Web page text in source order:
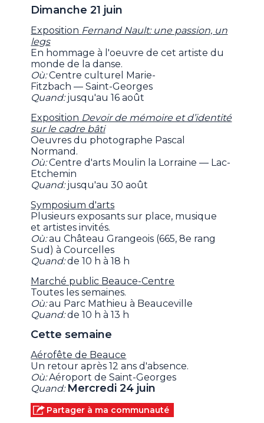
Dimanche 21 juin
Exposition Fernand Nault: une passion, un
legs
En hommage à l'oeuvre de cet artiste du
monde de la danse.
Où:Centre culturel Marie-
Fitzbach — Saint-Georges
Quand:jusqu'au 16 août
Exposition Devoir de mémoire et d’identité
sur le cadre bâti
Oeuvres du photographe Pascal
Normand.
Où:Centre d'arts Moulin la Lorraine — Lac-
Etchemin
Quand:jusqu'au 30 août
Symposium d'arts
Plusieurs exposants sur place, musique
et artistes invités.
Où:au Château Grangeois (665, 8e rang
Sud) à Courcelles
Quand:de 10 h à 18 h
Marché public Beauce-Centre
Toutes les semaines.
Où:au Parc Mathieu à Beauceville
Quand:de 10 h à 13 h
Cette semaine
Aérofête de Beauce
Un retour après 12 ans d'absence.
Où:Aéroport de Saint-Georges
Quand: Mercredi 24 juin
Partager à ma communauté